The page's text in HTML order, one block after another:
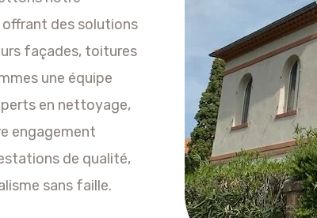
offrant des solutions
façades, toitures
une équipe
en nettoyage,
engagement
de qualité,
sans faille.